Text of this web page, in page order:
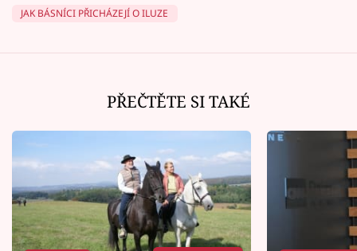
JAK BÁSNÍCI PŘICHÁZEJÍ O ILUZE
PŘEČTĚTE SI TAKÉ